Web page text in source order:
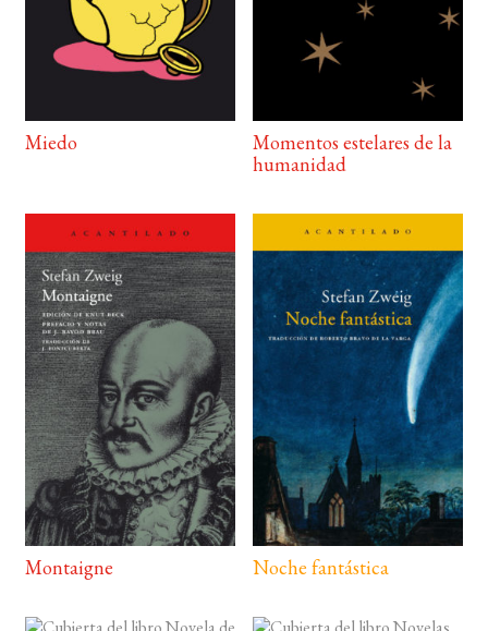
Miedo
Momentos estelares de la
humanidad
Montaigne Noche fantástica